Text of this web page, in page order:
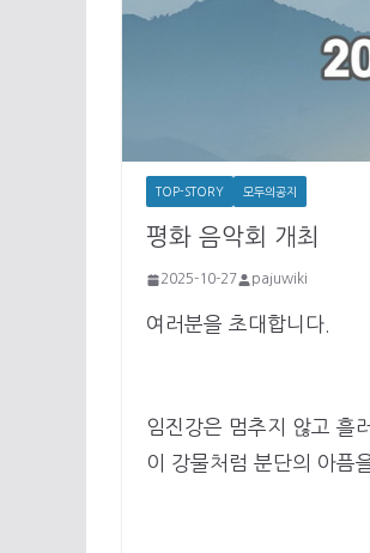
TOP-STORY 모두의공지
평화 음악회 개최
2025-10-27 pajuwiki
여러분을 초대합니다.
임진강은 멈추지 않고 흘
이 강물처럼 분단의 아픔